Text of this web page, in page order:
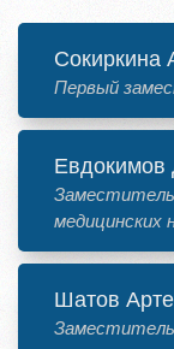
Сокиркина
Первый
Евдокимов
медицинских
Шатов